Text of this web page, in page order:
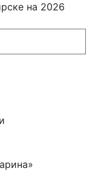
на 2026